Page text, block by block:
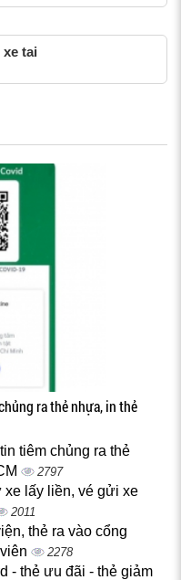
tai
ra thẻ nhựa, in thẻ
tiêm chủng ra thẻ
2797
xe lấy liền, vé gửi xe
2011
thẻ ra vào cổng
2278
- thẻ ưu đãi - thẻ giảm